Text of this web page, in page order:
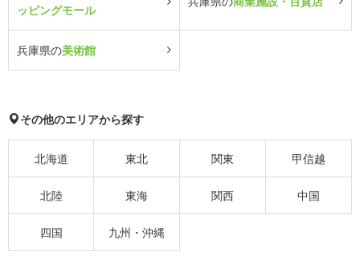
ッピングモール
兵庫県の美術館
その他のエリアから探す
北海道 東北 関東 甲信越
北陸 東海 関西 中国
四国 九州・沖縄